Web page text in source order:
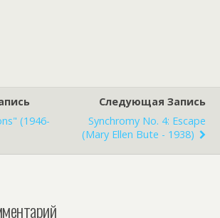
(1946-
Следующая Запись
Synchromy No. 4: Escape
(Mary Ellen Bute - 1938)